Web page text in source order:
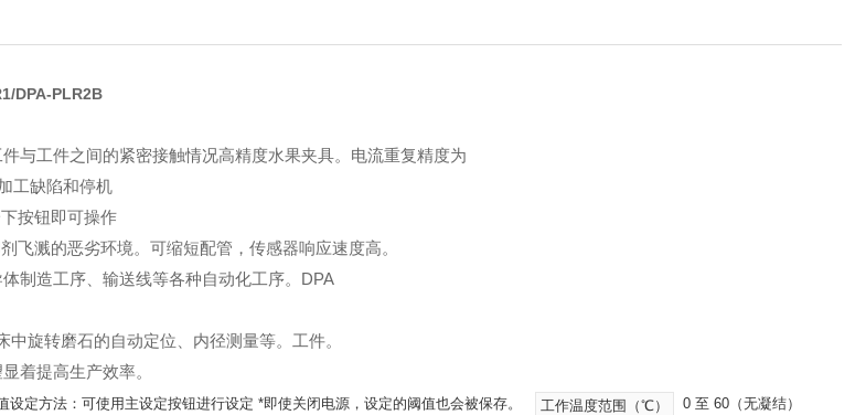
DPA-PLR2B
与工件之间的紧密接触情况高精度水果夹具。电流重复精度为
工缺陷和停机
按钮即可操作
飞溅的恶劣环境。可缩短配管，传感器响应速度高。
制造工序、输送线等各种自动化工序。DPA
旋转磨石的自动定位、内径测量等。工件。
着提高生产效率。
设定方法：可使用主设定按钮进行设定 *即使关闭电源，设定的阈值也会被保存。 工作温度范围（℃） 0 至 60（无凝结）